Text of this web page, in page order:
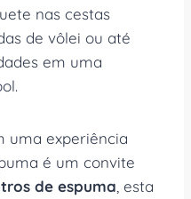
nas cestas
de vôlei ou até
em uma
uma experiência
é um convite
de espuma , esta